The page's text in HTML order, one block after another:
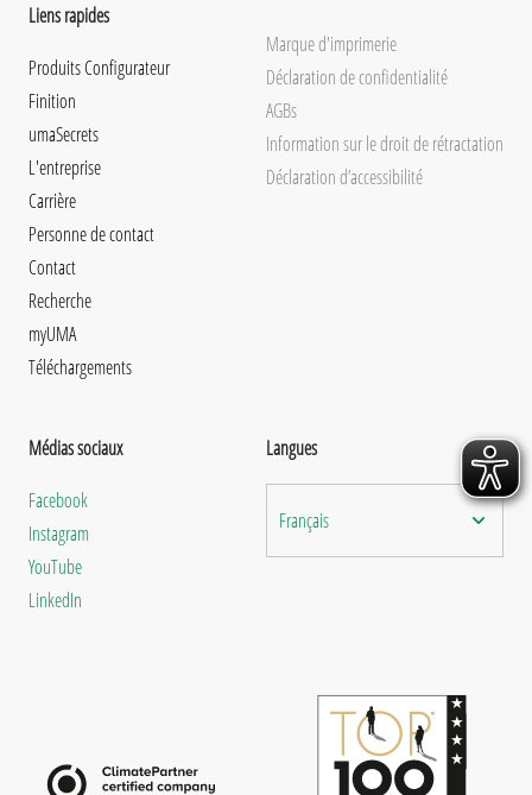
Liens rapides
Produits Configurateur
Finition
umaSecrets
L'entreprise
Carrière
Personne de contact
Contact
Recherche
myUMA
Téléchargements
Marque d'imprimerie
Déclaration de confidentialité
AGBs
Information sur le droit de rétractation
Déclaration d’accessibilité
Médias sociaux
Facebook
Instagram
YouTube
LinkedIn
Langues
Français